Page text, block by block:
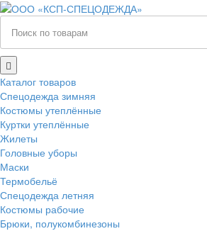
Каталог товаров
Спецодежда зимняя
Костюмы утеплённые
Куртки утеплённые
Жилеты
Головные уборы
Маски
Термобельё
Спецодежда летняя
Костюмы рабочие
Брюки, полукомбинезоны